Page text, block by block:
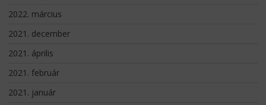
2022. március
2021. december
2021. április
2021. február
2021. január